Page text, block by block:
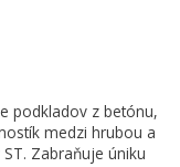
podkladov z betónu,
medzi hrubou a
Zabraňuje úniku